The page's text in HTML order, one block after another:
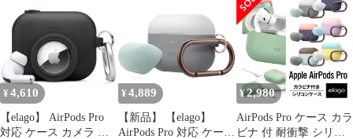
リコン カバー AirTag
収納 可 紛失防止 シリ
コンケース 耐衝撃 落下
防止 ケースカバー [
Apple AirPodsP [ブラッ
ク] [AirPods Pro]
ワイヤレス充電 対応 シ
ンプル シリコンケース
[ AirPods Pro 3 エアー
ポッズプロ3 エアポッ
ツプロ 第3世代
ea3dd8f6
ナ 付 シリコン カバー
AirTag 収納 可 紛失防
止 シリコンケース 耐衝
撃 落下防止 ケースカバ
ー [ Apple AirPodsPro
MWP22J/A エア 1
¥ 4,610
【elago】 AirPods Pro
対応 ケース カメラ デ
¥ 4,889
【新品】 【elago】
AirPods Pro 対応 ケース
¥2,980
AirPods Pro ケース カラ
ビナ 付 耐衝撃 シリコ